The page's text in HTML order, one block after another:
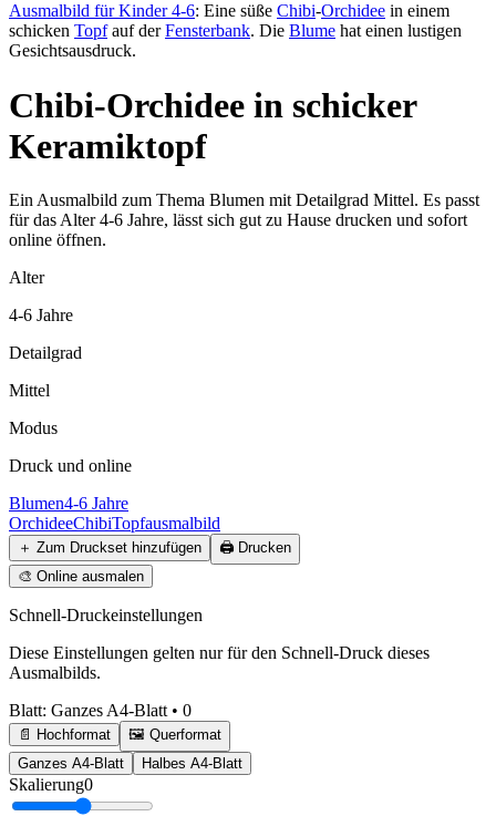
Ausmalbild für Kinder 4-6: Eine süße Chibi-Orchidee in einem
schicken Topfauf derFensterbank. Die Blume hat einen lustigen
Gesichtsausdruck.
Chibi-Orchidee in schicker
Keramiktopf
Ein Ausmalbild zum Thema Blumen mit Detailgrad Mittel. Es passt
für das Alter 4-6 Jahre, lässt sich gut zu Hause drucken und sofort
online öffnen.
Alter
4-6 Jahre
Detailgrad
Mittel
Modus
Druck und online
Blumen4-6 Jahre
OrchideeChibiTopfausmalbild
＋ Zum Druckset hinzufügen 🖨️ Drucken
🎨 Online ausmalen
Schnell-Druckeinstellungen
Diese Einstellungen gelten nur für den Schnell-Druck dieses
Ausmalbilds.
Blatt: Ganzes A4-Blatt • 0
📄 Hochformat
🖼️ Querformat
Ganzes A4-Blatt
Halbes A4-Blatt
Skalierung0